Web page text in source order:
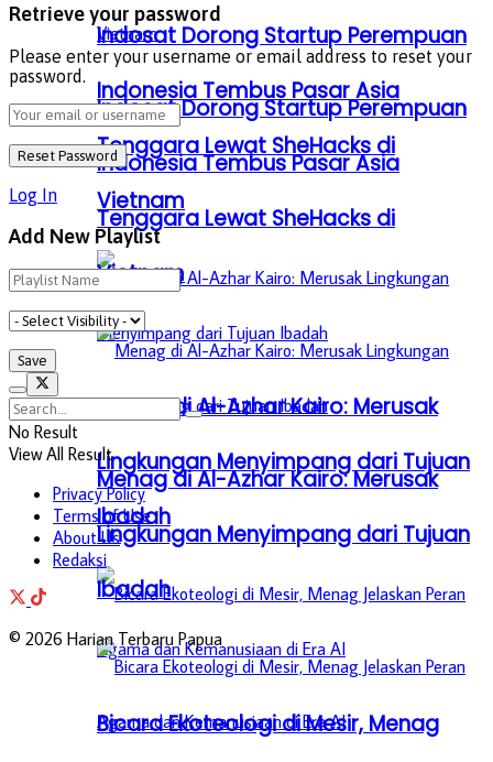
Indosat Dorong Startup Perempuan
Indonesia Tembus Pasar Asia
Tenggara Lewat SheHacks di
Vietnam
Menag di Al-Azhar Kairo: Merusak
Lingkungan Menyimpang dari Tujuan
Ibadah
Bicara Ekoteologi di Mesir, Menag
Indosat Dorong Startup Perempuan
Indonesia Tembus Pasar Asia
Tenggara Lewat SheHacks di
Vietnam
Menag di Al-Azhar Kairo: Merusak
Lingkungan Menyimpang dari Tujuan
Ibadah
Retrieve your password
Please enter your username or email address to reset your
password.
Log In
Add New Playlist
No Result
View All Result
Privacy Policy
Terms of Use
About Us
Redaksi
© 2026 Harian Terbaru Papua